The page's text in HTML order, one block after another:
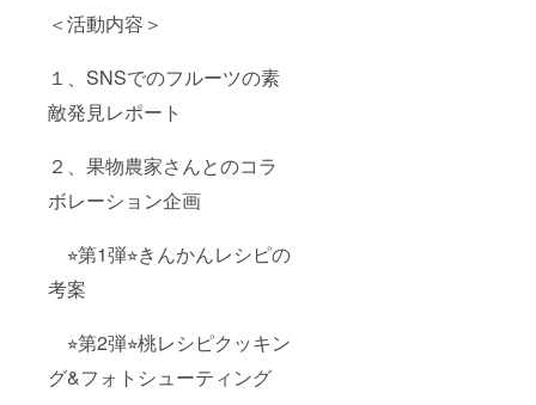
＜活動内容＞
１、SNSでのフルーツの素
敵発見レポート
２、果物農家さんとのコラ
ボレーション企画
⭐︎第1弾⭐︎きんかんレシピの
考案
⭐︎第2弾⭐︎桃レシピクッキン
グ&フォトシューティング